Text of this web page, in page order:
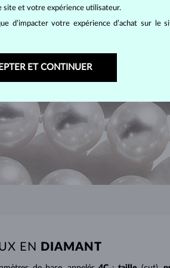
porter souvent ! Leur surface reste
au sauna ou à la mer. Elles se
EN DIAMANT
site et votre expérience utilisateur.
d’impacter votre expérience d’achat sur le
ET CONTINUER